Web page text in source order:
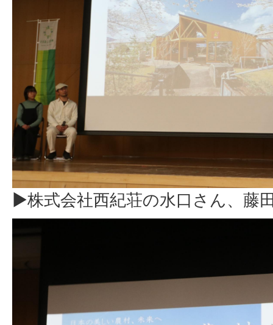
▶株式会社西紀荘の水口さん、藤